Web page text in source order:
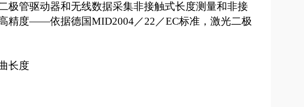
极管驱动器和无线数据采集非接触式长度测量和非接
精度——依据德国MID2004／22／EC标准，激光二极
长度